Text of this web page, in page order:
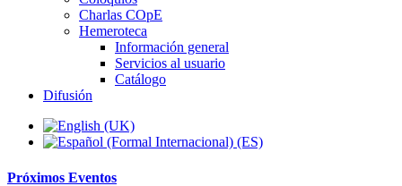
Charlas COpE
Hemeroteca
Información general
Servicios al usuario
Catálogo
Difusión
Próximos Eventos